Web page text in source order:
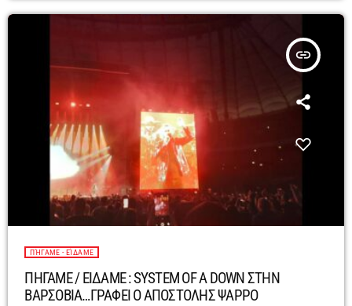
insert_link
ΠΉΓΑΜΕ - ΕΊΔΑΜΕ
ΠΗΓΑΜΕ / ΕΙΔΑΜΕ : SYSTEM OF A DOWN ΣΤΗΝ
ΒΑΡΣΟΒΙΑ…ΓΡΑΦΕΙ Ο ΑΠΟΣΤΟΛΗΣ ΨΑΡΡΟ